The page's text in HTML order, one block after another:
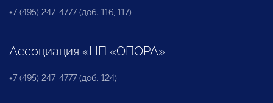
+7 (495) 247-4777 (доб. 116, 117)
Ассоциация «НП «ОПОРА»
+7 (495) 247-4777 (доб. 124)